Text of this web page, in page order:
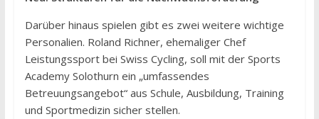
Darüber hinaus spielen gibt es zwei weitere wichtige
Personalien. Roland Richner, ehemaliger Chef
Leistungssport bei Swiss Cycling, soll mit der Sports
Academy Solothurn ein „umfassendes
Betreuungsangebot“ aus Schule, Ausbildung, Training
und Sportmedizin sicher stellen.